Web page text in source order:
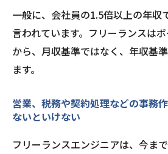
一般に、会社員の1.5倍以上の年収
言われています。フリーランスは
から、月収基準ではなく、年収基
ます。
営業、税務や契約処理などの事務
ないといけない
フリーランスエンジニアは、今ま